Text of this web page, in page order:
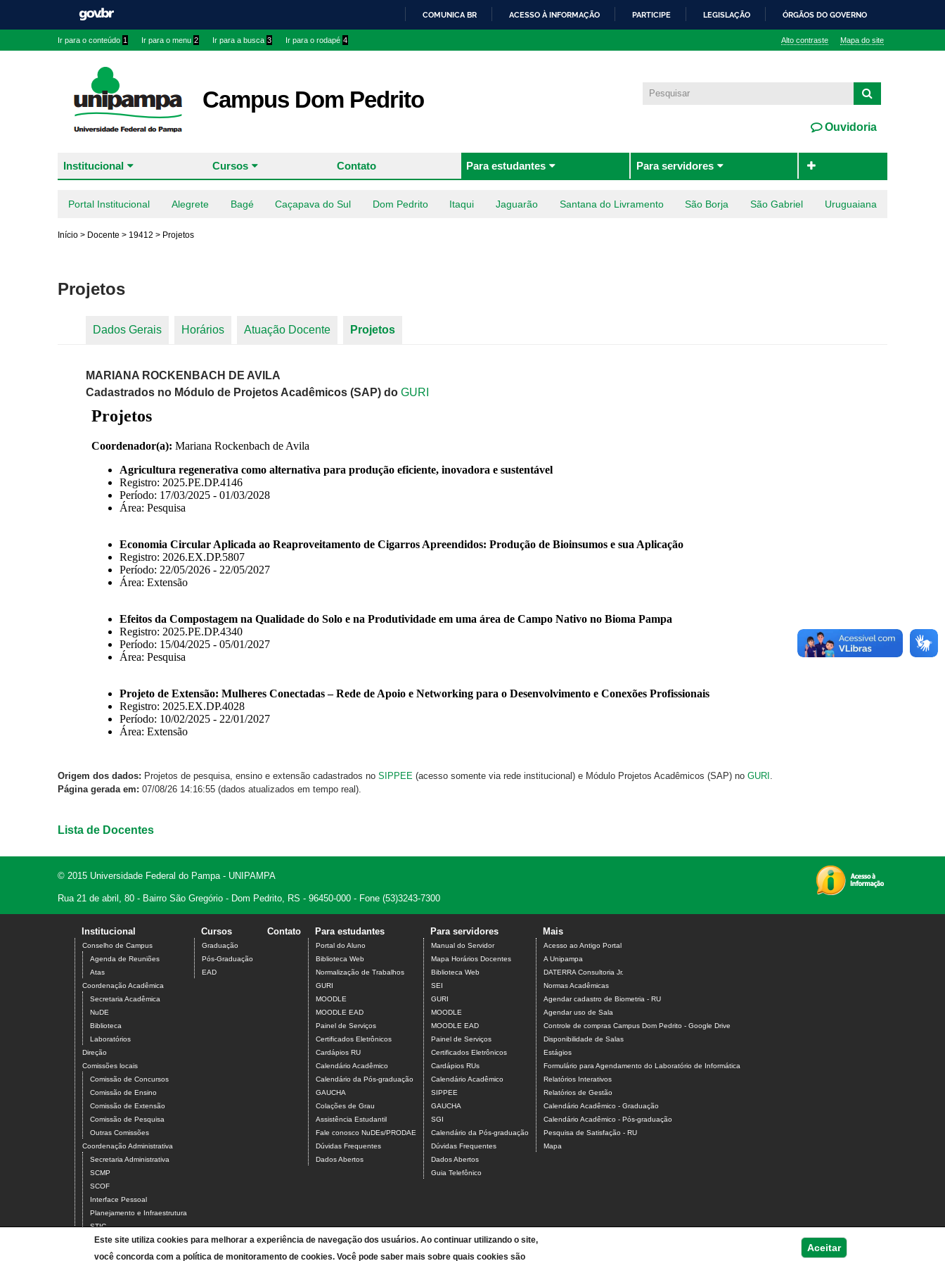
COMUNICA BR ACESSO À INFORMAÇÃO PARTICIPE LEGISLAÇÃO ÓRGÃOS DO GOVERNO
Ir para o conteúdo 1 Ir para o menu 2 Ir para a busca 3 Ir para o rodapé 4 Alto contraste Mapa do site
Campus Dom Pedrito
Ouvidoria
Institucional Cursos Contato Para estudantes Para servidores
Portal Institucional Alegrete Bagé Caçapava do Sul Dom Pedrito Itaqui Jaguarão Santana do Livramento São Borja São Gabriel Uruguaiana
Início > Docente > 19412 > Projetos
Projetos
Dados Gerais Horários Atuação Docente Projetos
MARIANA ROCKENBACH DE AVILA
Cadastrados no Módulo de Projetos Acadêmicos (SAP) do GURI
Origem dos dados: Projetos de pesquisa, ensino e extensão cadastrados no SIPPEE (acesso somente via rede institucional) e Módulo Projetos Acadêmicos (SAP) no GURI
Página gerada em: 07/08/26 14:16:55 (dados atualizados em tempo real).
Lista de Docentes
© 2015 Universidade Federal do Pampa - UNIPAMPA
Rua 21 de abril, 80 - Bairro São Gregório - Dom Pedrito, RS - 96450-000 - Fone (53)3243-7300
Institucional
Conselho de Campus
Agenda de Reuniões
Atas
Coordenação Acadêmica
Secretaria Acadêmica
NuDE
Biblioteca
Laboratórios
Direção
Comissões locais
Comissão de Concursos
Comissão de Ensino
Comissão de Extensão
Comissão de Pesquisa
Outras Comissões
Coordenação Administrativa
Secretaria Administrativa
SCMP
SCOF
Interface Pessoal
Planejamento e Infraestrutura
STIC
Servidores
Docentes
Cursos
Graduação
Pós-Graduação
EAD
Contato Para estudantes
Portal do Aluno
Biblioteca Web
Normalização de Trabalhos
GURI
MOODLE
MOODLE EAD
Painel de Serviços
Certificados Eletrônicos
Cardápios RU
Calendário Acadêmico
Calendário da Pós-graduação
GAUCHA
Colações de Grau
Assistência Estudantil
Fale conosco NuDEs/PRODAE
Dúvidas Frequentes
Dados Abertos
Para servidores
Manual do Servidor
Mapa Horários Docentes
Biblioteca Web
SEI
GURI
MOODLE
MOODLE EAD
Painel de Serviços
Certificados Eletrônicos
Cardápios RUs
Calendário Acadêmico
SIPPEE
GAUCHA
SGI
Calendário da Pós-graduação
Dúvidas Frequentes
Dados Abertos
Guia Telefônico
Mais
Acesso ao Antigo Portal
A Unipampa
DATERRA Consultoria Jr.
Normas Acadêmicas
Agendar cadastro de Biometria - RU
Agendar uso de Sala
Controle de compras Campus Dom Pedrito - Google Drive
Disponibilidade de Salas
Estágios
Formulário para Agendamento do Laboratório de Informática
Relatórios Interativos
Relatórios de Gestão
Calendário Acadêmico - Graduação
Calendário Acadêmico - Pós-graduação
Pesquisa de Satisfação - RU
Mapa
Este site utiliza cookies para melhorar a experiência de navegação dos usuários. Ao continuar utilizando o site,
você concorda com a política de monitoramento de cookies. Você pode saber mais sobre quais cookies são
Aceitar